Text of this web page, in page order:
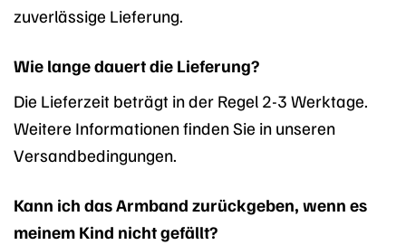
zuverlässige Lieferung.
Wie lange dauert die Lieferung?
Die Lieferzeit beträgt in der Regel 2-3 Werktage.
Weitere Informationen finden Sie in unseren
Versandbedingungen.
Kann ich das Armband zurückgeben, wenn es
meinem Kind nicht gefällt?